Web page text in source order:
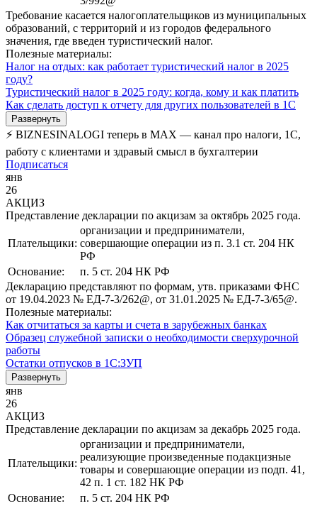
Требование касается налогоплательщиков из муниципальных
образований, с территорий и из городов федерального
значения, где введен туристический налог.
Полезные материалы:
Налог на отдых: как работает туристический налог в 2025
году?
Туристический налог в 2025 году: когда, кому и как платить
Как сделать доступ к отчету для других пользователей в 1С
Развернуть
⚡ BIZNESINALOGI теперь в MAX — канал про налоги, 1С,
работу с клиентами и здравый смысл в бухгалтерии
Подписаться
янв
26
АКЦИЗ
Представление декларации по акцизам за октябрь 2025 года.
Плательщики:
организации и предприниматели,
совершающие операции из п. 3.1 ст. 204 НК
РФ
Основание:
п. 5 ст. 204 НК РФ
Декларацию представляют по формам, утв. приказами ФНС
от 19.04.2023 № ЕД-7-3/262@, от 31.01.2025 № ЕД-7-3/65@.
Полезные материалы:
Как отчитаться за карты и счета в зарубежных банках
Образец служебной записки о необходимости сверхурочной
работы
Остатки отпусков в 1С:ЗУП
Развернуть
янв
26
АКЦИЗ
Представление декларации по акцизам за декабрь 2025 года.
Плательщики:
организации и предприниматели,
реализующие произведенные подакцизные
товары и совершающие операции из подп. 41,
42 п. 1 ст. 182 НК РФ
Основание:
п. 5 ст. 204 НК РФ